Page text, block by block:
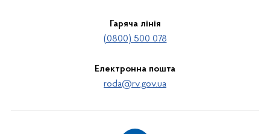
Гаряча лінія
(0800) 500 078
Електронна пошта
roda@rv.gov.ua